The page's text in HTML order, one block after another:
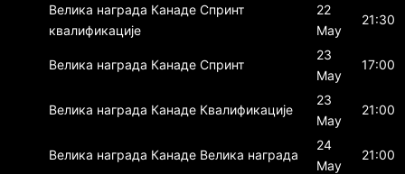
Велика награда Канаде Спринт
квалификације
22
May
21:30
Велика награда Канаде Спринт
23
May
17:00
Велика награда Канаде Квалификације
23
May
21:00
Велика награда Канаде Велика награда
24
May
21:00